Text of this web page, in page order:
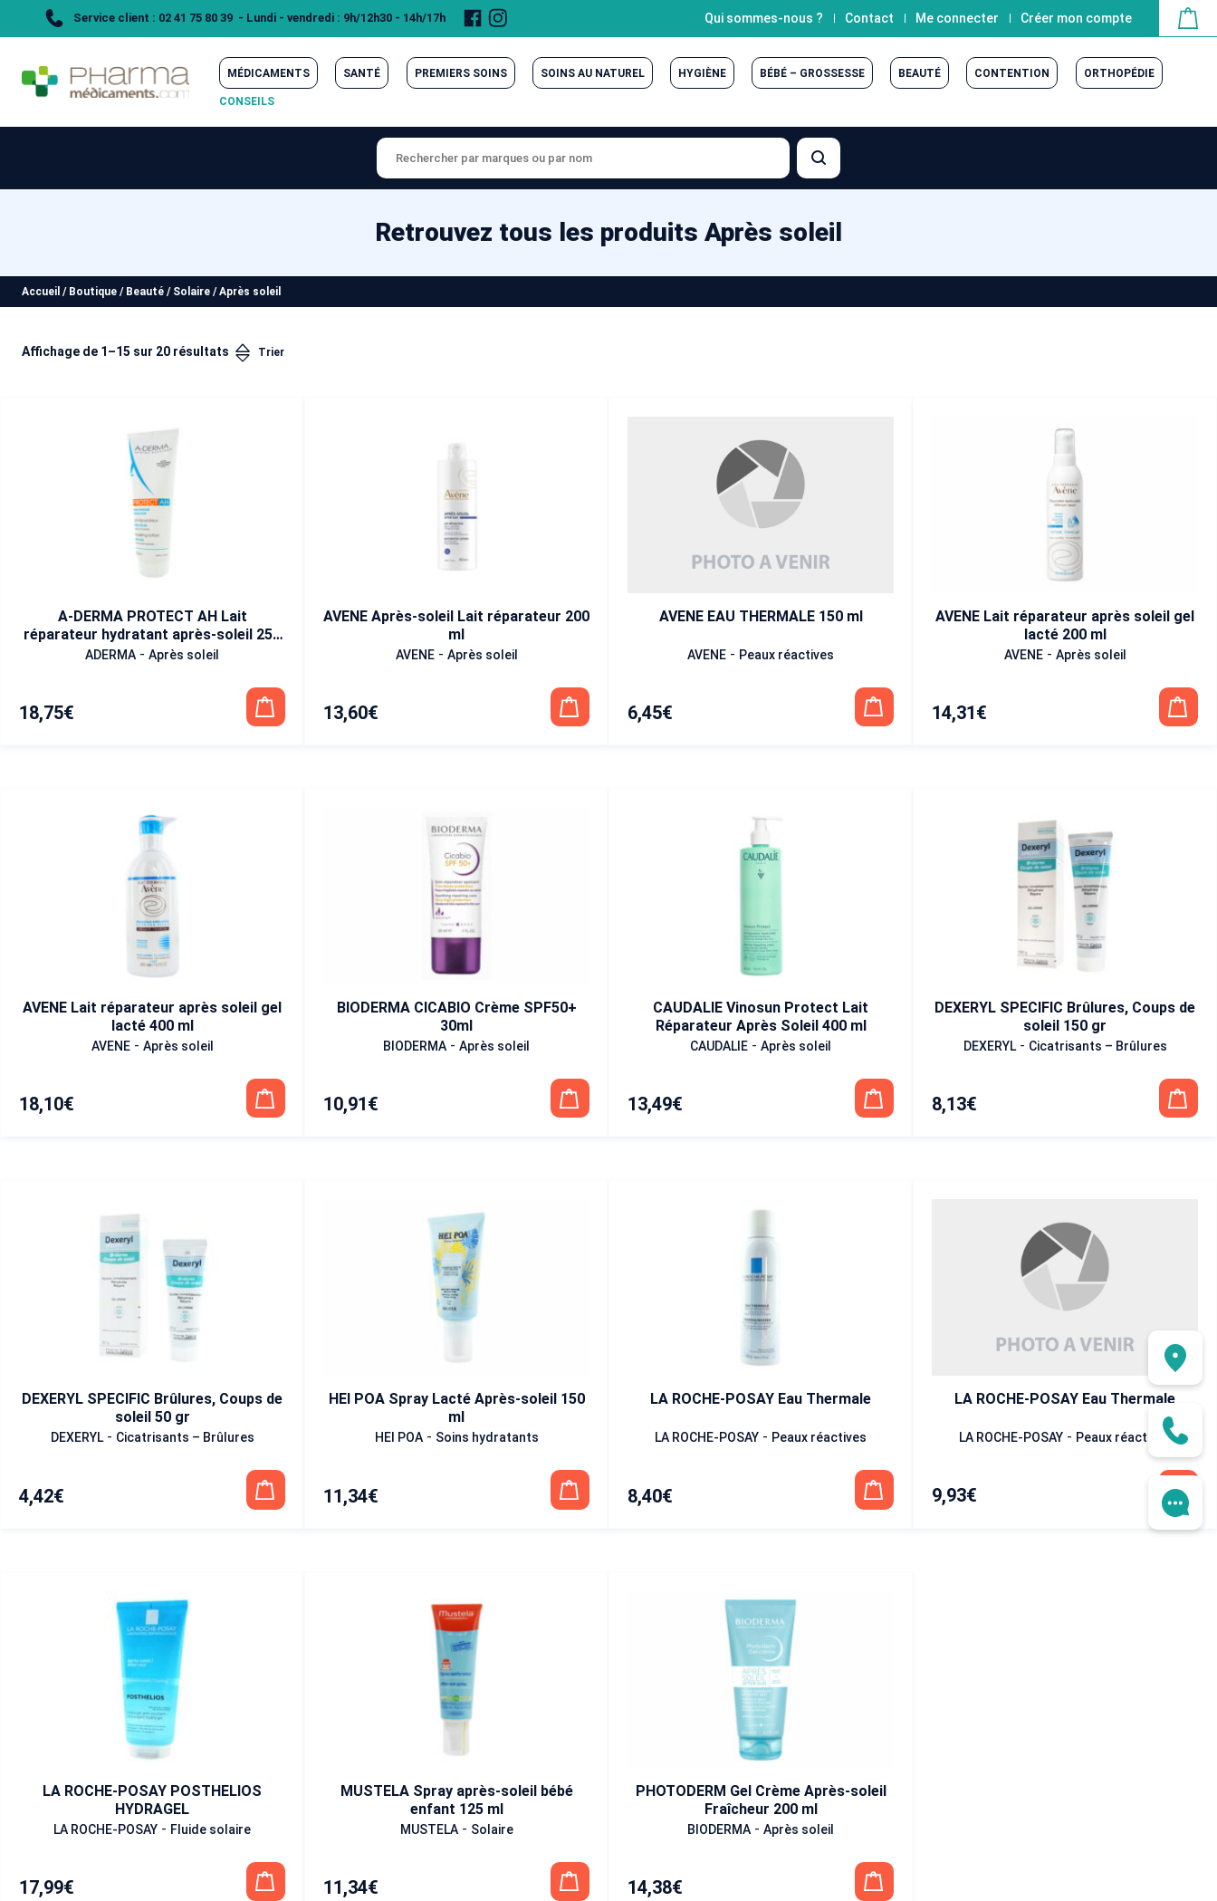
Service client : 02 41 75 80 39 - Lundi - vendredi : 9h/12h30 - 14h/17h
Page
Facebook
Instagram
Qui sommes-nous ? Contact Me connecter Créer mon compte
MÉDICAMENTS SANTÉ PREMIERS SOINS SOINS AU NATUREL HYGIÈNE BÉBÉ – GROSSESSE BEAUTÉ CONTENTION ORTHOPÉDIE
CONSEILS
Retrouvez tous les produits Après soleil
Accueil / Boutique / Beauté / Solaire /Après soleil
Affichage de 1–15 sur 20 résultats
A-DERMA PROTECT AH Lait
réparateur hydratant après-soleil 250
ml
ADERMA - Après soleil
18,75€
AVENE Après-soleil Lait réparateur 200
ml
AVENE - Après soleil
13,60€
AVENE EAU THERMALE 150 ml
AVENE - Peaux réactives
6,45€
AVENE Lait réparateur après soleil gel
lacté 200 ml
AVENE - Après soleil
14,31€
AVENE Lait réparateur après soleil gel
lacté 400 ml
AVENE - Après soleil
18,10€
BIODERMA CICABIO Crème SPF50+
30ml
BIODERMA - Après soleil
10,91€
CAUDALIE Vinosun Protect Lait
Réparateur Après Soleil 400 ml
CAUDALIE - Après soleil
13,49€
DEXERYL SPECIFIC Brûlures, Coups de
soleil 150 gr
DEXERYL - Cicatrisants – Brûlures
8,13€
DEXERYL SPECIFIC Brûlures, Coups de
soleil 50 gr
DEXERYL - Cicatrisants – Brûlures
4,42€
HEI POA Spray Lacté Après-soleil 150
ml
HEI POA - Soins hydratants
11,34€
LA ROCHE-POSAY Eau Thermale
LA ROCHE-POSAY - Peaux réactives
8,40€
LA ROCHE-POSAY Eau Thermale
LA ROCHE-POSAY - Peaux réactives
9,93€
LA ROCHE-POSAY POSTHELIOS
HYDRAGEL
LA ROCHE-POSAY - Fluide solaire
17,99€
MUSTELA Spray après-soleil bébé
enfant 125 ml
MUSTELA - Solaire
11,34€
PHOTODERM Gel Crème Après-soleil
Fraîcheur 200 ml
BIODERMA - Après soleil
14,38€